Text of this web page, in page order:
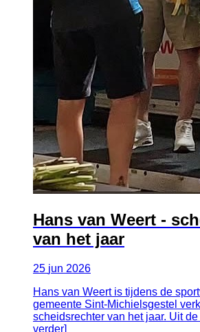
Hans van Weert -
van het jaar
25 jun 2026
Hans van Weert is tijdens de
gemeente Sint-Michielsgestel
scheidsrechter van het jaar. Uit
verder]